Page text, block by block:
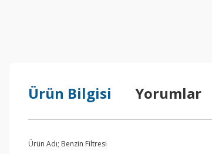
Ürün Bilgisi Yorumlar
Ürün Adı; Benzin Filtresi